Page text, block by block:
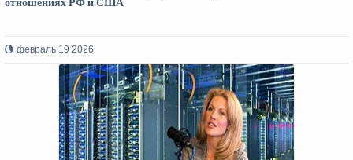
отношениях РФ и США
февраль 19 2026